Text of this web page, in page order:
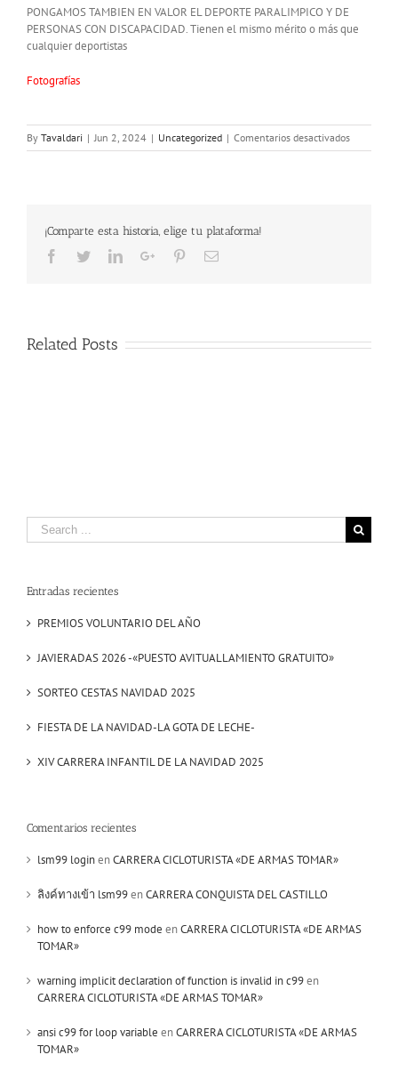
PONGAMOS TAMBIEN EN VALOR EL DEPORTE PARALIMPICO Y DE
PERSONAS CON DISCAPACIDAD. Tienen el mismo mérito o más que
cualquier deportistas
Fotografías
By Tavaldari | Jun 2, 2024 | Uncategorized | Comentarios desactivadosen
«FINAL
DE
¡Comparte esta historia, elige tu plataforma!
Facebook
TwitterLinkedInGoogle+PinterestEmail
Related Posts
Search
for:
Entradas recientes
PREMIOS VOLUNTARIO DEL AÑO
JAVIERADAS 2026 -«PUESTO AVITUALLAMIENTO GRATUITO»
SORTEO CESTAS NAVIDAD 2025
FIESTA DE LA NAVIDAD-LA GOTA DE LECHE-
XIV CARRERA INFANTIL DE LA NAVIDAD 2025
Comentarios recientes
lsm99 loginenCARRERA CICLOTURISTA «DE ARMAS TOMAR»
ลิงค์ทางเข้า lsm99enCARRERA CONQUISTA DEL CASTILLO
how to enforce c99 mode enCARRERA CICLOTURISTA «DE ARMAS
TOMAR»
warning implicit declaration of function is invalid in c99en
CARRERA CICLOTURISTA «DE ARMAS TOMAR»
ansi c99 for loop variable enCARRERA CICLOTURISTA «DE ARMAS
TOMAR»